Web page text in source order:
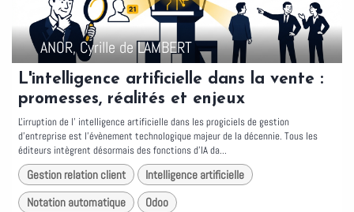
ANOR, Cyrille de LAMBERT
L'intelligence artificielle dans la vente :
promesses, réalités et enjeux
L'irruption de l' intelligence artificielle dans les progiciels de gestion
d'entreprise est l'évènement technologique majeur de la décennie. Tous les
éditeurs intègrent désormais des fonctions d'IA da...
Gestion relation client
Intelligence artificielle
Notation automatique
Odoo